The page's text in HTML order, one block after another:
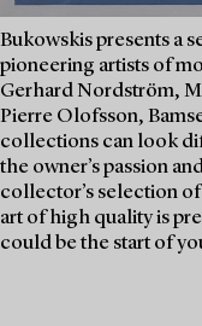
Bukowskis presents a
pioneering artists of
Gerhard Nordström,
Pierre Olofsson,
collections can look
the owner’s passion
collector’s selection
art of high quality is
could be the start of